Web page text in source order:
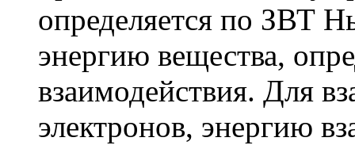
определяется по ЗВТ
энергию вещества,
взаимодействия. Для
электронов, энергию